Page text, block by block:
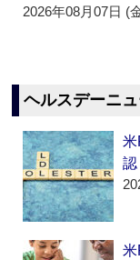
2026年08月07日 (
ヘルスデーニ
認